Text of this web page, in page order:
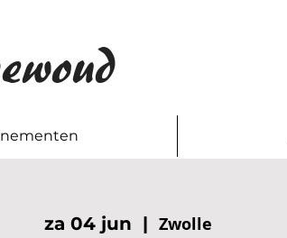
za 04 jun
  |
Zwolle